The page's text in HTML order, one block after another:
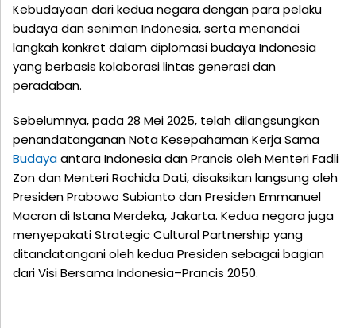
Kebudayaan dari kedua negara dengan para pelaku
budaya dan seniman Indonesia, serta menandai
langkah konkret dalam diplomasi budaya Indonesia
yang berbasis kolaborasi lintas generasi dan
peradaban.
Sebelumnya, pada 28 Mei 2025, telah dilangsungkan
penandatanganan Nota Kesepahaman Kerja Sama
Budayaantara Indonesia dan Prancis oleh Menteri Fadli
Zon dan Menteri Rachida Dati, disaksikan langsung oleh
Presiden Prabowo Subianto dan Presiden Emmanuel
Macron di Istana Merdeka, Jakarta. Kedua negara juga
menyepakati Strategic Cultural Partnership yang
ditandatangani oleh kedua Presiden sebagai bagian
dari Visi Bersama Indonesia–Prancis 2050.